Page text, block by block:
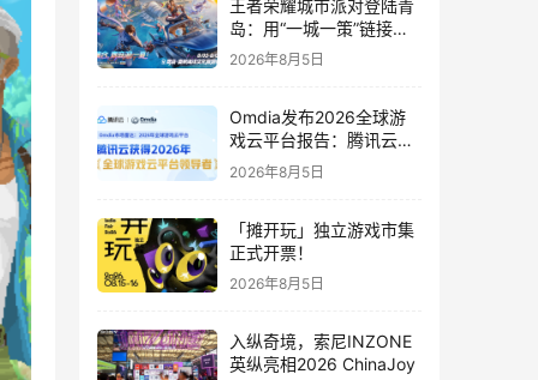
王者荣耀城市派对登陆青
岛：用“一城一策”链接海
洋场景，以双向奔赴带动
2026年8月5日
Omdia发布2026全球游
戏云平台报告：腾讯云连
续两年入选“领导者”象限
2026年8月5日
「摊开玩」独立游戏市集
正式开票！
2026年8月5日
入纵奇境，索尼INZONE
英纵亮相2026 ChinaJoy